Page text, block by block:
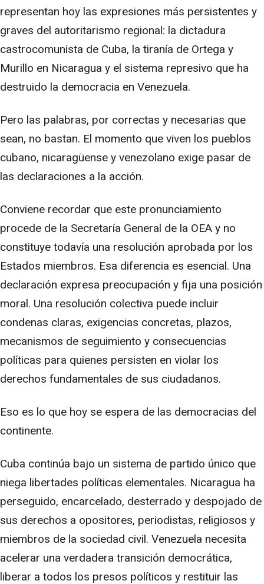
representan hoy las expresiones más persistentes y
graves del autoritarismo regional: la dictadura
castrocomunista de Cuba, la tiranía de Ortega y
Murillo en Nicaragua y el sistema represivo que ha
destruido la democracia en Venezuela.
Pero las palabras, por correctas y necesarias que
sean, no bastan. El momento que viven los pueblos
cubano, nicaragüense y venezolano exige pasar de
las declaraciones a la acción.
Conviene recordar que este pronunciamiento
procede de la Secretaría General de la OEA y no
constituye todavía una resolución aprobada por los
Estados miembros. Esa diferencia es esencial. Una
declaración expresa preocupación y fija una posición
moral. Una resolución colectiva puede incluir
condenas claras, exigencias concretas, plazos,
mecanismos de seguimiento y consecuencias
políticas para quienes persisten en violar los
derechos fundamentales de sus ciudadanos.
Eso es lo que hoy se espera de las democracias del
continente.
Cuba continúa bajo un sistema de partido único que
niega libertades políticas elementales. Nicaragua ha
perseguido, encarcelado, desterrado y despojado de
sus derechos a opositores, periodistas, religiosos y
miembros de la sociedad civil. Venezuela necesita
acelerar una verdadera transición democrática,
liberar a todos los presos políticos y restituir las